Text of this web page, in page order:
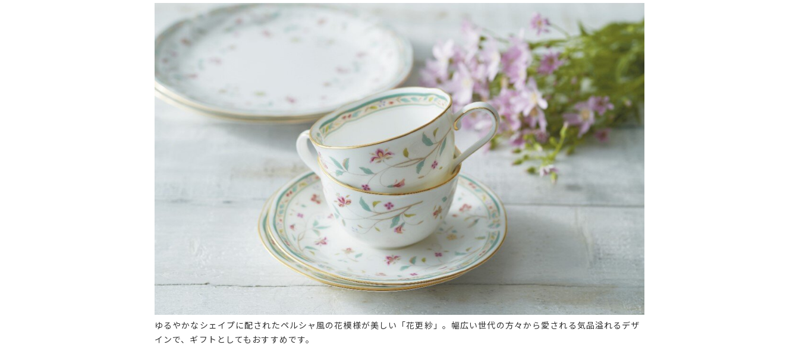
ゆるやかなシェイプに配されたペルシャ風の花模様が美しい「花更紗」。幅広い世代の方々から愛される気品溢れるデザ
インで、ギフトとしてもおすすめです。